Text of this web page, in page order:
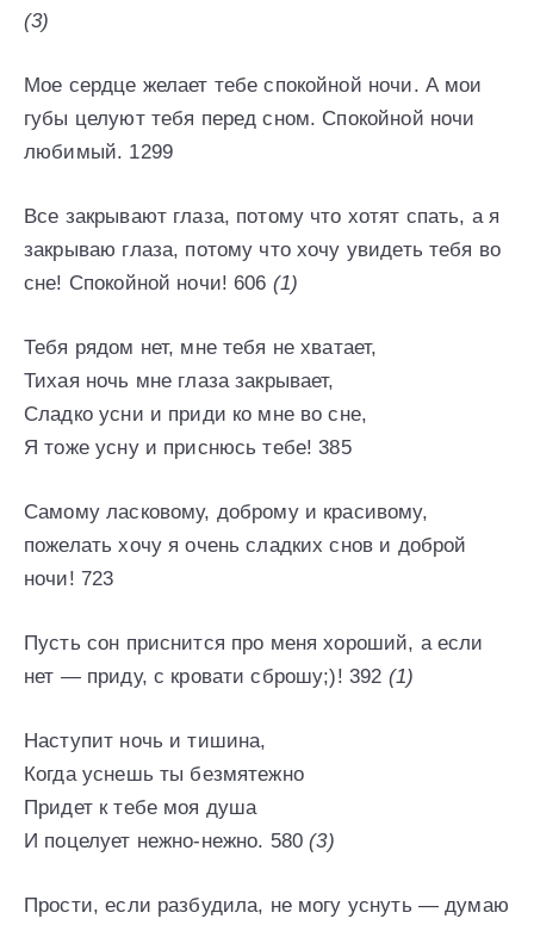
(3)
Мое сердце желает тебе спокойной ночи. А мои
губы целуют тебя перед сном. Спокойной ночи
любимый. 1299
Все закрывают глаза, потому что хотят спать, а я
закрываю глаза, потому что хочу увидеть тебя во
сне! Спокойной ночи! 606 (1)
Тебя рядом нет, мне тебя не хватает,
Тихая ночь мне глаза закрывает,
Сладко усни и приди ко мне во сне,
Я тоже усну и приснюсь тебе! 385
Самому ласковому, доброму и красивому,
пожелать хочу я очень сладких снов и доброй
ночи! 723
Пусть сон приснится про меня хороший, а если
нет — приду, с кровати сброшу;)! 392 (1)
Наступит ночь и тишина,
Когда уснешь ты безмятежно
Придет к тебе моя душа
И поцелует нежно-нежно. 580(3)
Прости, если разбудила, не могу уснуть — думаю